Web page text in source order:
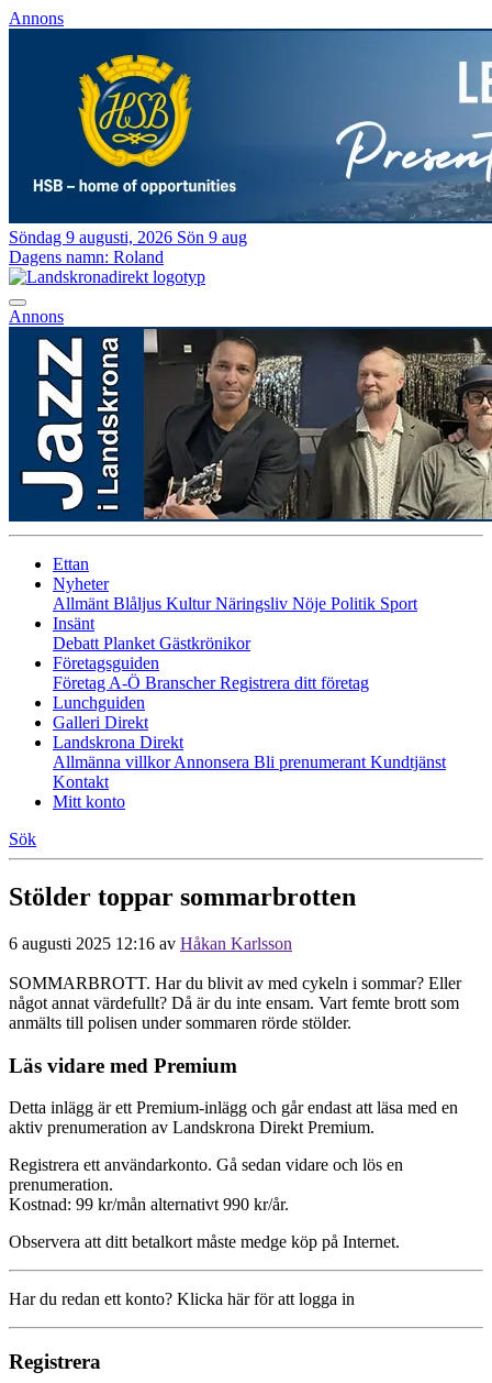
Annons
Söndag 9 augusti, 2026 Sön 9 aug
Dagens namn: Roland
Annons
Ettan
Nyheter
Allmänt Blåljus KulturNäringsliv Nöje Politik Sport
Insänt
Debatt Planket Gästkrönikor
Företagsguiden
Företag A-Ö BranscherRegistrera ditt företag
Lunchguiden
Galleri Direkt
Landskrona Direkt
Allmänna villkorAnnonsera Bli prenumerant Kundtjänst
Kontakt
Mitt konto
Sök
Stölder toppar sommarbrotten
6 augusti 2025 12:16 av Håkan Karlsson
SOMMARBROTT. Har du blivit av med cykeln i sommar? Eller
något annat värdefullt? Då är du inte ensam. Vart femte brott som
anmälts till polisen under sommaren rörde stölder.
Läs vidare med Premium
Detta inlägg är ett Premium-inlägg och går endast att läsa med en
aktiv prenumeration av Landskrona Direkt Premium.
Registrera ett användarkonto. Gå sedan vidare och lös en
prenumeration.
Kostnad: 99 kr/mån alternativt 990 kr/år.
Observera att ditt betalkort måste medge köp på Internet.
Har du redan ett konto? Klicka här för att logga in
Registrera